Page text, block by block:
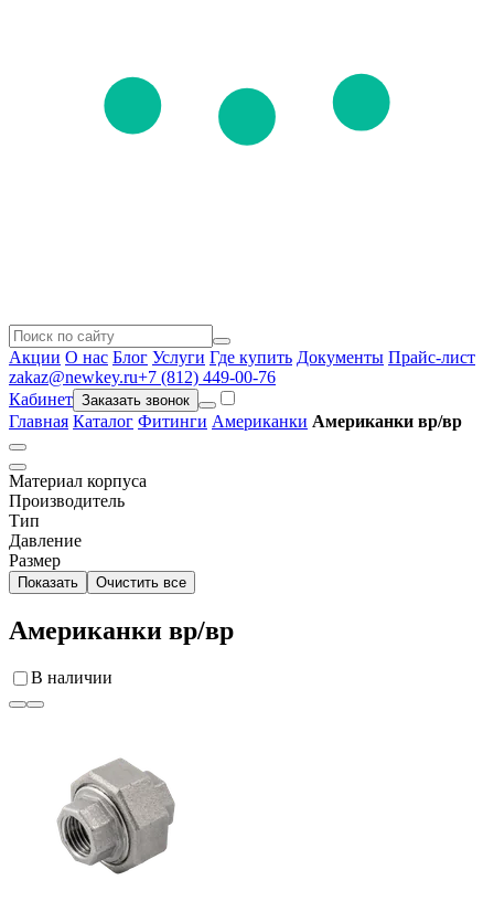
Акции О нас Блог Услуги Где купить Документы Прайс-лист
zakaz@newkey.ru+7 (812) 449-00-76
Кабинет Заказать звонок
Главная Каталог Фитинги Американки Американки вр/вр
Материал корпуса
Производитель
Тип
Давление
Размер
Показать Очистить все
Американки вр/вр
В наличии